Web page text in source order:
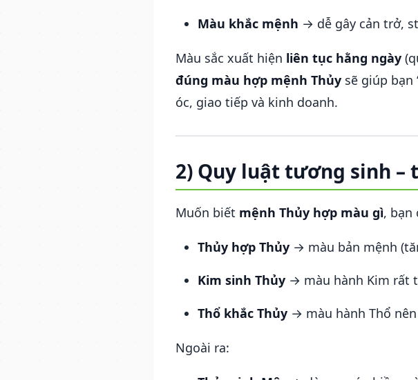
Màu khắc mệnh → dễ gây cản trở,
Màu sắc xuất hiện liên tục hằng ngày
đúng màu hợp mệnh Thủy sẽ giúp
óc, giao tiếp và kinh doanh.
2) Quy luật tương sinh –
Muốn biết mệnh Thủy hợp màu gì, bạn
Thủy hợp Thủy → màu bản mệnh
Kim sinh Thủy → màu hành Kim rất
Thổ khắc Thủy → màu hành Thổ
Ngoài ra: